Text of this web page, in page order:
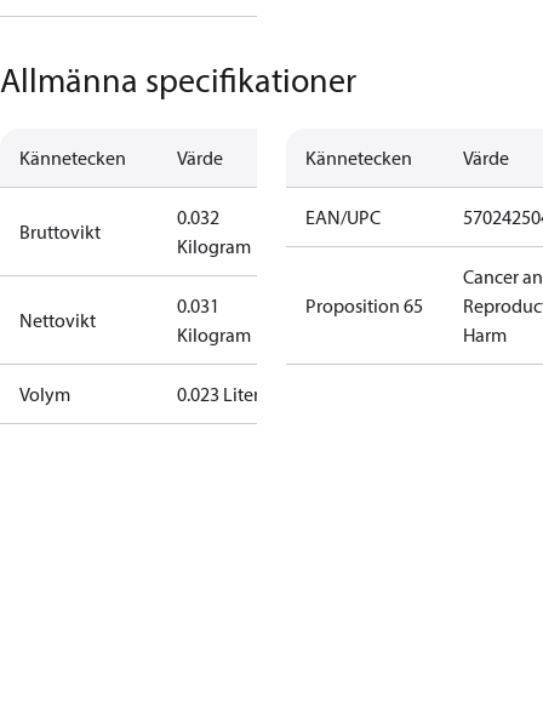
Allmänna specifikationer
Kännetecken Värde
Bruttovikt
0.032
Kilogram
Nettovikt
0.031
Kilogram
Volym 0.023 Liter
Kännetecken Värde
EAN/UPC
Proposition 65
Cancer
Harm